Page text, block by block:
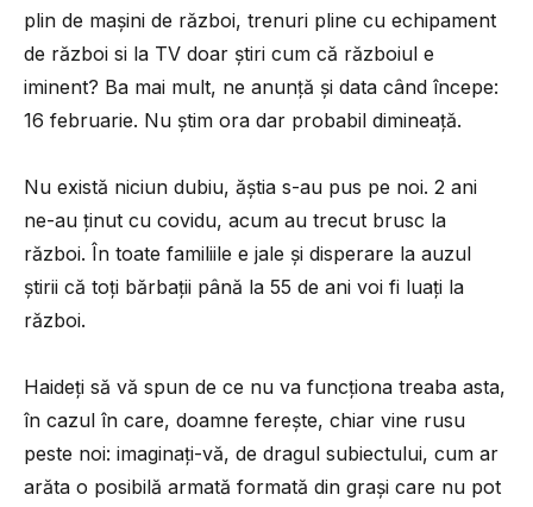
plin de mașini de război, trenuri pline cu echipament
de război si la TV doar știri cum că războiul e
iminent? Ba mai mult, ne anunță și data când începe:
16 februarie. Nu știm ora dar probabil dimineață.
Nu există niciun dubiu, ăștia s-au pus pe noi. 2 ani
ne-au ținut cu covidu, acum au trecut brusc la
război. În toate familiile e jale și disperare la auzul
știrii că toți bărbații până la 55 de ani voi fi luați la
război.
Haideți să vă spun de ce nu va funcționa treaba asta,
în cazul în care, doamne ferește, chiar vine rusu
peste noi: imaginați-vă, de dragul subiectului, cum ar
arăta o posibilă armată formată din grași care nu pot